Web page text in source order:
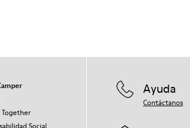
Together
Social
Ayuda
Contáctanos